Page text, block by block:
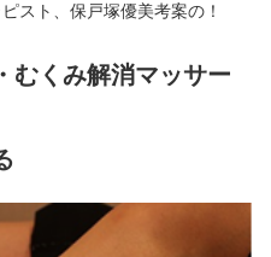
スト、保戸塚優美考案の！
むくみ解消マッサー